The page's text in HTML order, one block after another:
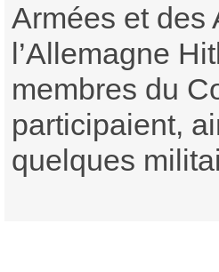
Armées et des
l’Allemagne
membres du
participaient,
quelques